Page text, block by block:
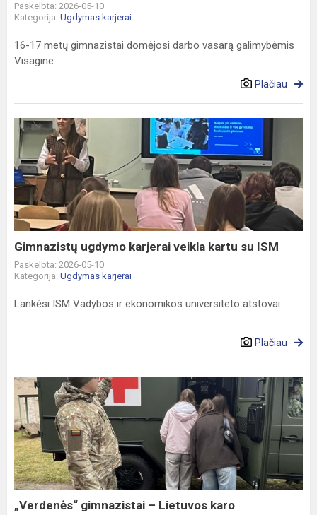
Paskelbta: 2026-05-10
Kategorija: Ugdymas karjerai
16-17 metų gimnazistai domėjosi darbo vasarą galimybėmis
Visagine
Plačiau
Gimnazistų
ugdymo
karjerai
veikla
kartu
su
ISM
Gimnazistų ugdymo karjerai veikla kartu su ISM
Paskelbta: 2026-05-10
Kategorija: Ugdymas karjerai
Lankėsi ISM Vadybos ir ekonomikos universiteto atstovai.
Plačiau
„Verdenės“
gimnazistai
–
Lietuvos
karo
akademijoje
„Verdenės“ gimnazistai – Lietuvos karo